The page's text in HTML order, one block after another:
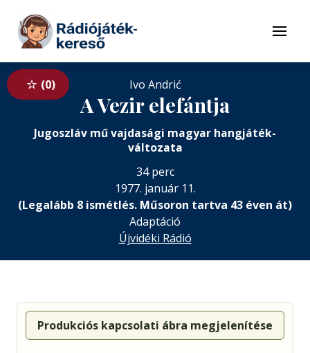
Tovább a tartalomhoz
Menü
0 Ivo Andrić
A Vezir elefántja
Jugoszláv mű vajdasági magyar hangjáték-
változata
34 perc
1977. január 11.
(Legalább 8 ismétlés. Műsoron tartva 43 éven át)
Adaptáció
Újvidéki Rádió
Produkciós kapcsolati ábra megjelenítése